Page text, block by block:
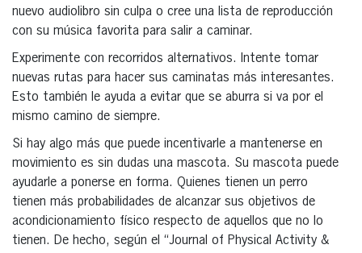
nuevo audiolibro sin culpa o cree una lista de reproducción
con su música favorita para salir a caminar.
Experimente con recorridos alternativos. Intente tomar
nuevas rutas para hacer sus caminatas más interesantes.
Esto también le ayuda a evitar que se aburra si va por el
mismo camino de siempre.
Si hay algo más que puede incentivarle a mantenerse en
movimiento es sin dudas una mascota. Su mascota puede
ayudarle a ponerse en forma. Quienes tienen un perro
tienen más probabilidades de alcanzar sus objetivos de
acondicionamiento físico respecto de aquellos que no lo
tienen. De hecho, según el “Journal of Physical Activity &